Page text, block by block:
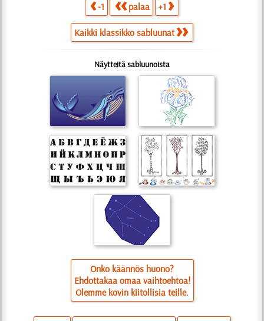
-1 palaa +1
Kaikki klassikko sabluunat
Näytteitä sabluunoista
Onko käännös huono?
Ehdottakaa omaa vaihtoehtoa!
Olemme kovin kiitollisia teille.